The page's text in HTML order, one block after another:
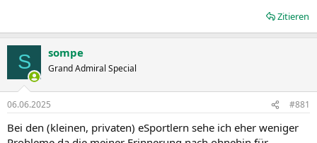
Zitieren
S sompe
Grand Admiral Special
06.06.2025 #881
Bei den (kleinen, privaten) eSportlern sehe ich eher weniger